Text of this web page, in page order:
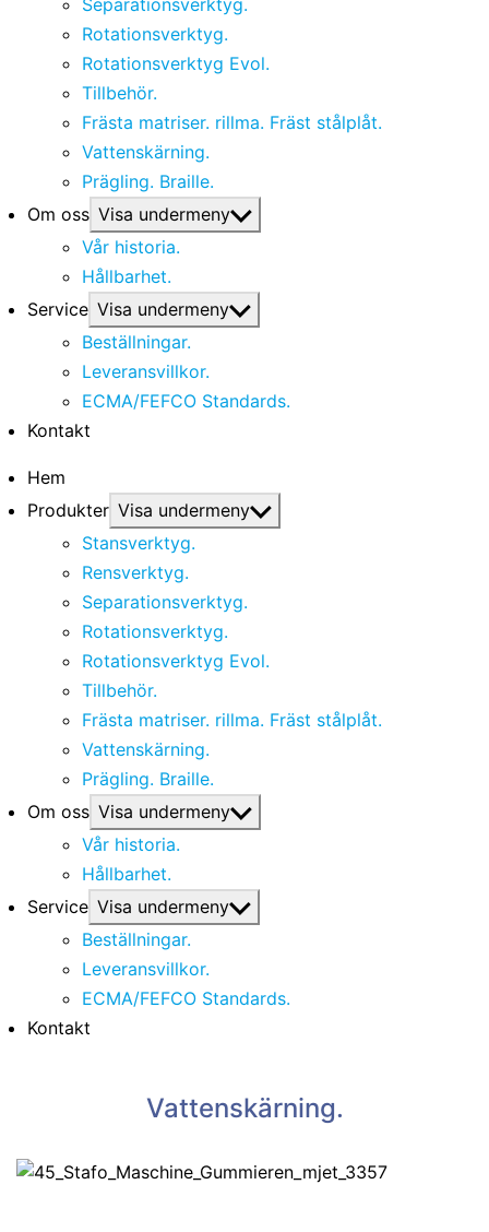
Separationsverktyg.
Rotationsverktyg.
Rotationsverktyg Evol.
Tillbehör.
Frästa matriser. rillma. Fräst stålplåt.
Vattenskärning.
Prägling. Braille.
Om oss Visa undermeny
Vår historia.
Hållbarhet.
Service Visa undermeny
Beställningar.
Leveransvillkor.
ECMA/FEFCO Standards.
Kontakt
Hem
Produkter Visa undermeny
Stansverktyg.
Rensverktyg.
Separationsverktyg.
Rotationsverktyg.
Rotationsverktyg Evol.
Tillbehör.
Frästa matriser. rillma. Fräst stålplåt.
Vattenskärning.
Prägling. Braille.
Om oss Visa undermeny
Vår historia.
Hållbarhet.
Service Visa undermeny
Beställningar.
Leveransvillkor.
ECMA/FEFCO Standards.
Kontakt
Vattenskärning.